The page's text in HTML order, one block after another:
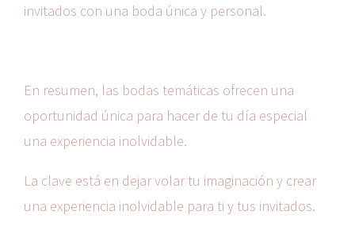
invitados con una boda única y personal.
En resumen, las bodas temáticas ofrecen una
oportunidad única para hacer de tu día especial
una experiencia inolvidable.
La clave está en dejar volar tu imaginación y crear
una experiencia inolvidable para ti y tus invitados.